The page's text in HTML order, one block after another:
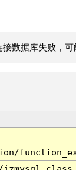
数据库失败，